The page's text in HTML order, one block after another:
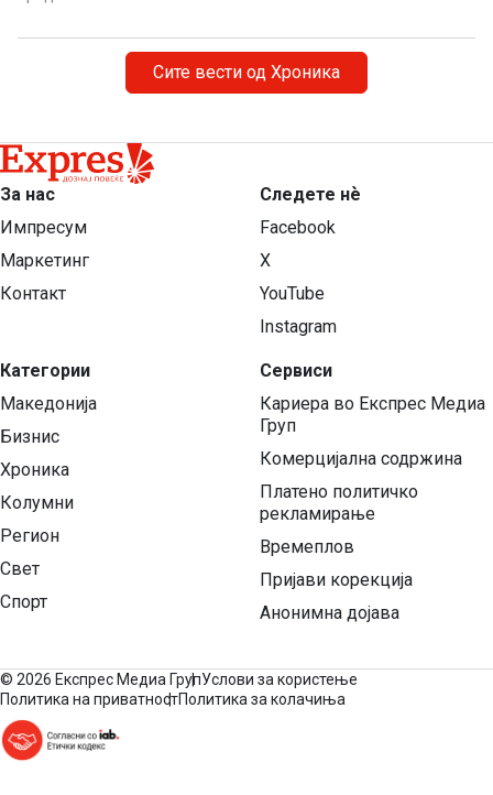
Сите вести од Хроника
За нас
Импресум
Маркетинг
Контакт
Категории
Македонија
Бизнис
Хроника
Колумни
Регион
Свет
Спорт
Следете нѐ
Facebook
X
YouTube
Instagram
Сервиси
Кариера во Експрес Медиа
Груп
Комерцијална содржина
Платено политичко
рекламирање
Времеплов
Пријави корекција
Анонимна дојава
© 2026 Експрес Медиа ГрупУслови за користење
Политика на приватностПолитика за колачиња